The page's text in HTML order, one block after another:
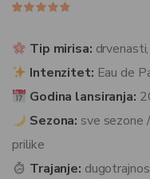
5 na
osnovu
kupaca
Tip mirisa:
Intenzitet: Eau de
Godina lansiranja:
Sezona: sve sezone
prilike
Trajanje: